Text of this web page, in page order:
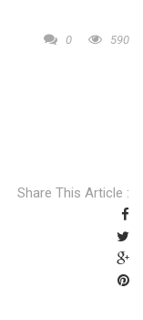
0 590
Share This Article :